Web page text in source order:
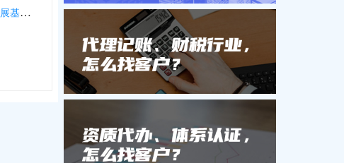
山西低空经济和通用航空业发展基金合伙企业有限合伙